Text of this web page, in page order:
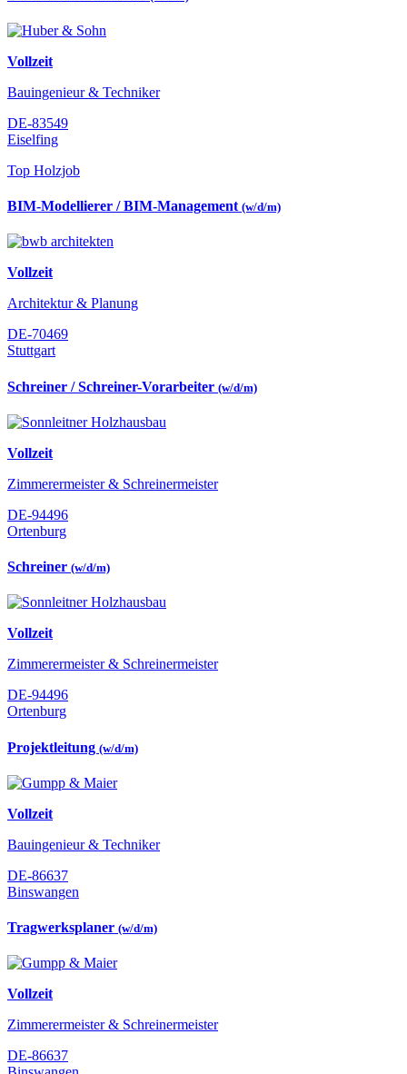
Vollzeit
Bauingenieur & Techniker
DE-83549
Eiselfing
Top Holzjob
BIM-Modellierer / BIM-Management (w/d/m)
Vollzeit
Architektur & Planung
DE-70469
Stuttgart
Schreiner / Schreiner-Vorarbeiter (w/d/m)
Vollzeit
Zimmerermeister & Schreinermeister
DE-94496
Ortenburg
Schreiner (w/d/m)
Vollzeit
Zimmerermeister & Schreinermeister
DE-94496
Ortenburg
Projektleitung (w/d/m)
Vollzeit
Bauingenieur & Techniker
DE-86637
Binswangen
Tragwerksplaner (w/d/m)
Vollzeit
Zimmerermeister & Schreinermeister
DE-86637